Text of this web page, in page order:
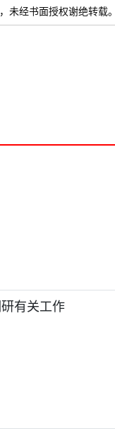
未经书面授权谢绝转载。
有关工作